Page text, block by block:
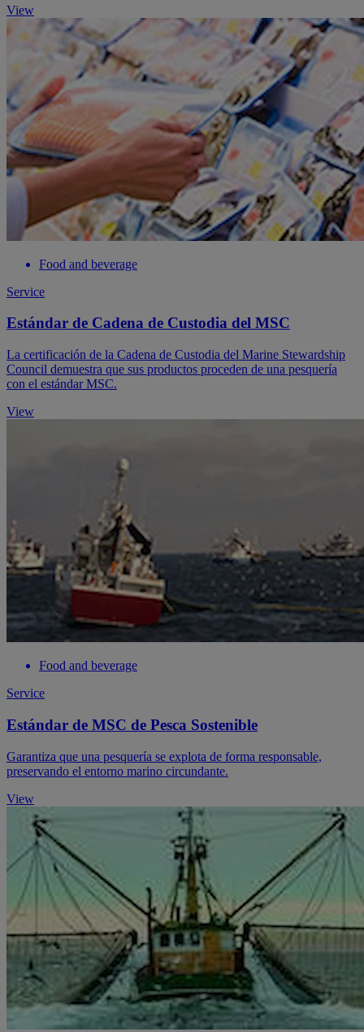
View
Food and beverage
Service
Estándar de Cadena de Custodia del MSC
La certificación de la Cadena de Custodia del Marine Stewardship
Council demuestra que sus productos proceden de una pesquería
con el estándar MSC.
View
Food and beverage
Service
Estándar de MSC de Pesca Sostenible
Garantiza que una pesquería se explota de forma responsable,
preservando el entorno marino circundante.
View